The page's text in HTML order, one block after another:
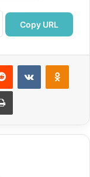
Copy URL
Reddit VKontakte
correo electrónico
Imprimir